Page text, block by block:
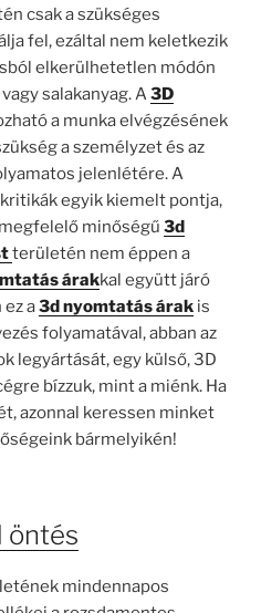
csak a szükséges
fel, ezáltal nem keletkezik
elkerülhetetlen módón
salakanyag. A3D
a munka elvégzésének
a személyzet és az
jelenlétére. A
egyik kiemelt pontja,
minőségű 3d
területén nem éppen a
árakkal együtt járó
a3d nyomtatás árakis
folyamatával, abban az
legyártását, egy külső, 3D
bízzuk, mint a miénk. Ha
azonnal keressen minket
bármelyikén!
öntés
mindennapos